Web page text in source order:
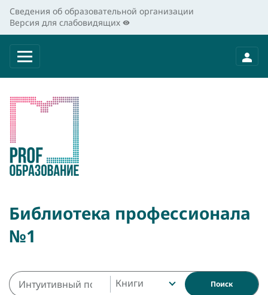
Сведения об образовательной организации
Версия для слабовидящих
Библиотека профессионала
№1
Книги Поиск